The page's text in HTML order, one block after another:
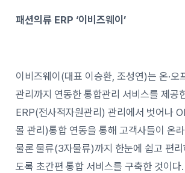
패션의류 ERP ‘이비즈웨이’
이비즈웨이(대표 이승환, 조성연)는 온·오
관리까지 연동한 통합관리 서비스를 제공
ERP(전사적자원관리) 관리에서 벗어나
몰 관리)통합 연동을 통해 고객사들이 온
물론 물류(3자물류)까지 한눈에 쉽고 편
도록 초간편 통합 서비스를 구축한 것이다